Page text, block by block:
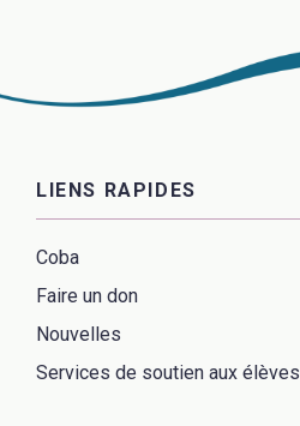
LIENS RAPIDES
Coba
Faire un don
Nouvelles
Services de soutien aux élèves